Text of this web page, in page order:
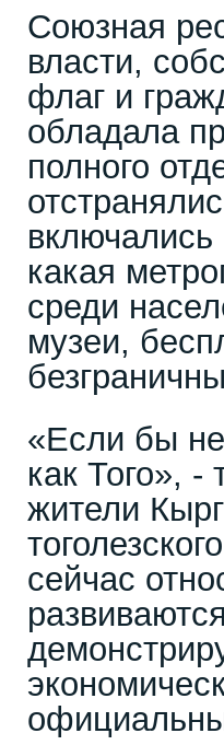
Союзная
власти,
флаг и
обладала
полного
какая
среди
музеи,
«Если бы
как Того», -
жители
сейчас